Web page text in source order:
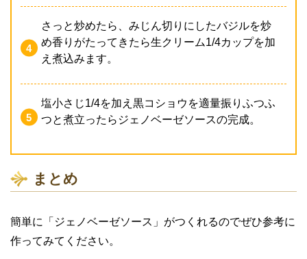
さっと炒めたら、みじん切りにしたバジルを炒
め香りがたってきたら生クリーム1/4カップを加
え煮込みます。
塩小さじ1/4を加え黒コショウを適量振りふつふ
つと煮立ったらジェノベーゼソースの完成。
まとめ
簡単に「ジェノベーゼソース」がつくれるのでぜひ参考に
作ってみてください。